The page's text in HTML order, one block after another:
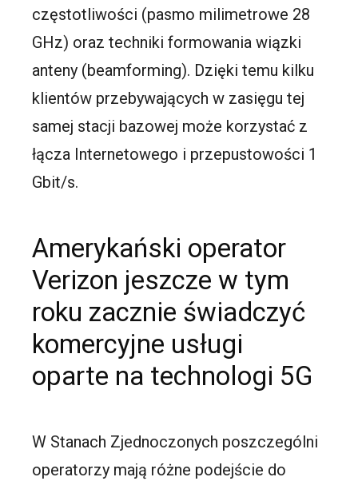
częstotliwości (pasmo milimetrowe 28
GHz) oraz techniki formowania wiązki
anteny (beamforming). Dzięki temu kilku
klientów przebywających w zasięgu tej
samej stacji bazowej może korzystać z
łącza Internetowego i przepustowości 1
Gbit/s.
Amerykański operator
Verizon jeszcze w tym
roku zacznie świadczyć
komercyjne usługi
oparte na technologi 5G
W Stanach Zjednoczonych poszczególni
operatorzy mają różne podejście do